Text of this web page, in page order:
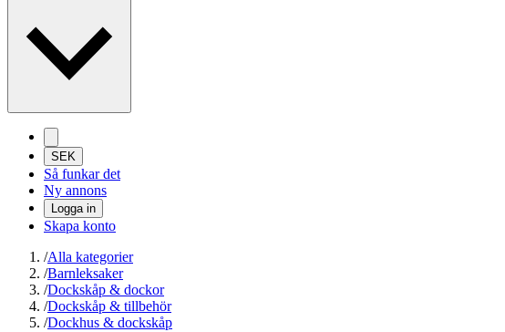
SEK
Så funkar det
Ny annons
Logga in
Skapa konto
/Alla kategorier
/Barnleksaker
/Dockskåp & dockor
/Dockskåp & tillbehör
/Dockhus & dockskåp